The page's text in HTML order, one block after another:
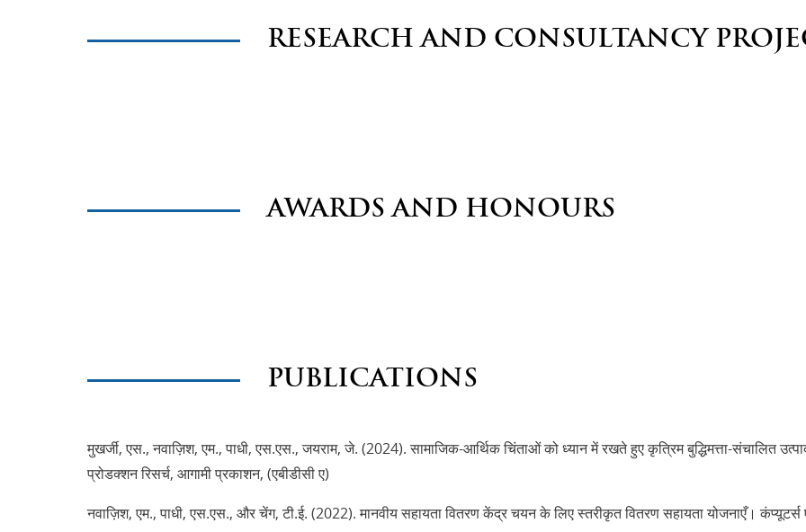
RESEARCH AND CONSULTANCY
AWARDS AND HONOURS
PUBLICATIONS
मुखर्जी, एस., नवाज़िश, एम., पाधी, एस.एस., जयराम, जे. (2024). सामाजिक-आर्थिक चिंताओं को ध्यान में रखते हुए कृत्रिम बुद्धिमत्ता-संचालित
प्रोडक्शन रिसर्च, आगामी प्रकाशन, (एबीडीसी ए)
नवाज़िश, एम., पाधी, एस.एस., और चेंग, टी.ई. (2022). मानवीय सहायता वितरण केंद्र चयन के लिए स्तरीकृत वितरण सहायता योजनाएँ।